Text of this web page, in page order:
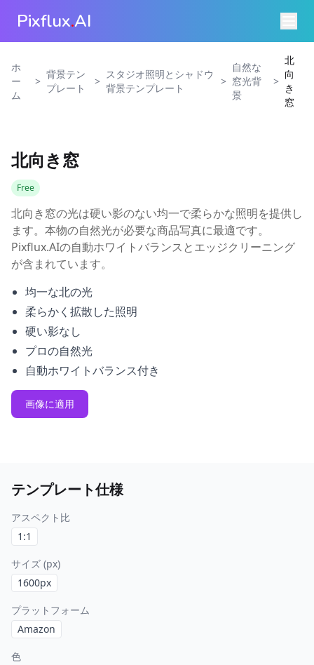
Pixflux.AI
ホ
ー
ム
>
背景テン
プレート
>
スタジオ照明とシャドウ
背景テンプレート
>
自然な
窓光背
景
>
北
向
き
窓
北向き窓
Free
北向き窓の光は硬い影のない均一で柔らかな照明を提供し
ます。本物の自然光が必要な商品写真に最適です。
Pixflux.AIの自動ホワイトバランスとエッジクリーニング
が含まれています。
均一な北の光
柔らかく拡散した照明
硬い影なし
プロの自然光
自動ホワイトバランス付き
画像に適用
テンプレート仕様
アスペクト比
1:1
サイズ (px)
1600px
プラットフォーム
Amazon
色